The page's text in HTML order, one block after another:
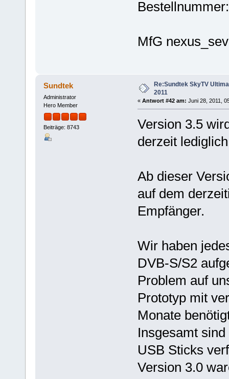
MfG
Sundtek
Administrator
Hero Member
Beiträge: 8743
Re:Sundtek SkyTV
2011
« Antwort #42 am: Juni 28, 2011,
Version 3.5
derzeit
Ab dieser
auf dem
Empfänger.
Wir haben
DVB-S/S2
Problem auf
Prototyp mit
Monate
Insgesamt
USB Sticks
Version 3.0